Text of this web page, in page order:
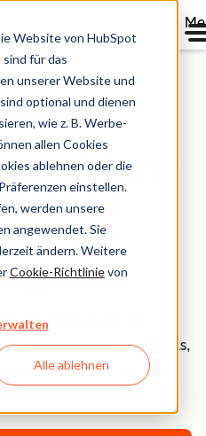
Website von HubSpot
für das
unserer Website und
optional und dienen
wie z. B. Werbe-
allen Cookies
ablehnen oder die
einstellen.
werden unsere
angewendet. Sie
ändern. Weitere
Cookie-Richtlinievon
Alle ablehnen
Betaphase
KI-
für
Werbetexte für
Anzeigen in wenigen Klicks,
haben, die eine